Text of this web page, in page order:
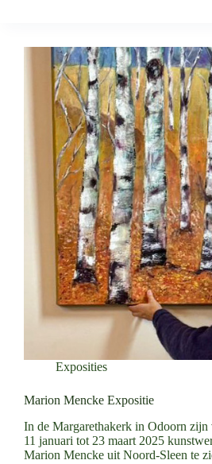
Exposities
Marion Mencke Expositie
In de Margarethakerk in Odoorn zijn
11 januari tot 23 maart 2025
Marion Mencke uit Noord-Sleen te